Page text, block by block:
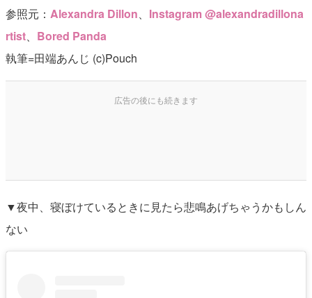
参照元： Alexandra Dillon、 Instagram @alexandradillona
rtist、 Bored Panda
執筆=田端あんじ (c)Pouch
▼夜中、寝ぼけているときに見たら悲鳴あげちゃうかもしん
ない